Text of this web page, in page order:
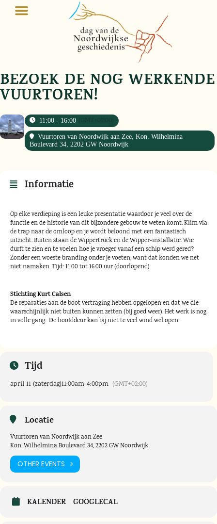
BEZOEK DE NOG WERKENDE
VUURTOREN!
11:00 - 16:00
Vuurtoren van Noordwijk aan Zee , Kon. Wilhelmina
Boulevard 34, 2202 GW Noordwijk
Informatie
Op elke verdieping is een leuke presentatie waardoor je veel over de
functie en de historie van dit bijzondere gebouw te weten komt. Klim via
de trap naar de omloop en je wordt beloond met een fantastisch
uitzicht. Buiten staan de Wippertruck en de Wipper-installatie. Wie
durft te zien en te voelen hoe je vroeger vanaf een schip werd gered?
Zonder een woeste branding onder je voeten, want dat konden we net
niet namaken. Tijd: 11.00 tot 16.00 uur (doorlopend)
Stichting Kurt Calsen
De reparaties aan de boot vertraging hebben opgelopen en dat we die
waarschijnlijk niet buiten kunnen zetten (bij goed weer). Het werk is nog
in volle gang. De hoofddeur kan bij niet te veel wind wel open.
Tijd
april 11 (zaterdag)11:00am-4:00pm (GMT+02:00)
Locatie
Vuurtoren van Noordwijk aan Zee
Kon. Wilhelmina Boulevard 34, 2202 GW Noordwijk
OTHER EVENTS
KALENDER GOOGLECAL